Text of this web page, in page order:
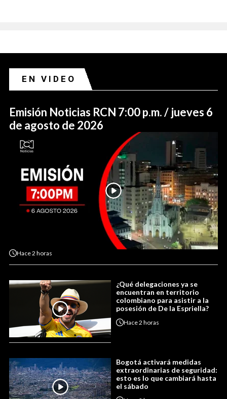
EN VIDEO
Emisión Noticias RCN 7:00 p.m. / jueves 6
de agosto de 2026
Hace2 horas
¿Qué delegaciones ya se
encuentran en territorio
colombiano para asistir a la
posesión de De la Espriella?
Hace2 horas
Bogotá activará medidas
extraordinarias de seguridad:
esto es lo que cambiará hasta
el sábado